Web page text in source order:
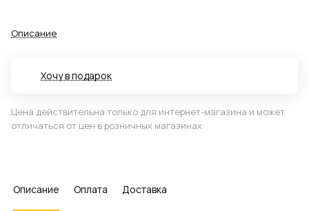
Описание
Хочу в подарок
Цена действительна только для интернет-магазина и может
отличаться от цен в розничных магазинах
Описание Оплата Доставка